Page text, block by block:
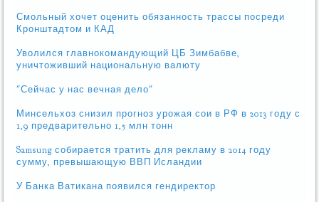
Смольный хочет оценить обязанность трассы посреди
Кронштадтом и КАД
Уволился главнокомандующий ЦБ Зимбабве,
уничтоживший национальную валюту
"Сейчас у нас вечная дело"
Минсельхоз снизил прогноз урожая сои в РФ в 2013 году с
1,9 предварительно 1,5 млн тонн
Samsung собирается тратить для рекламу в 2014 году
сумму, превышающую ВВП Исландии
У Банка Ватикана появился гендиректор